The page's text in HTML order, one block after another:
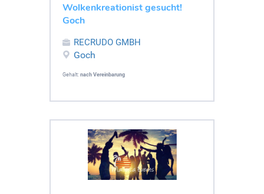
Wolkenkreationist gesucht!
Goch
RECRUDO GMBH
Goch
Gehalt: nach Vereinbarung